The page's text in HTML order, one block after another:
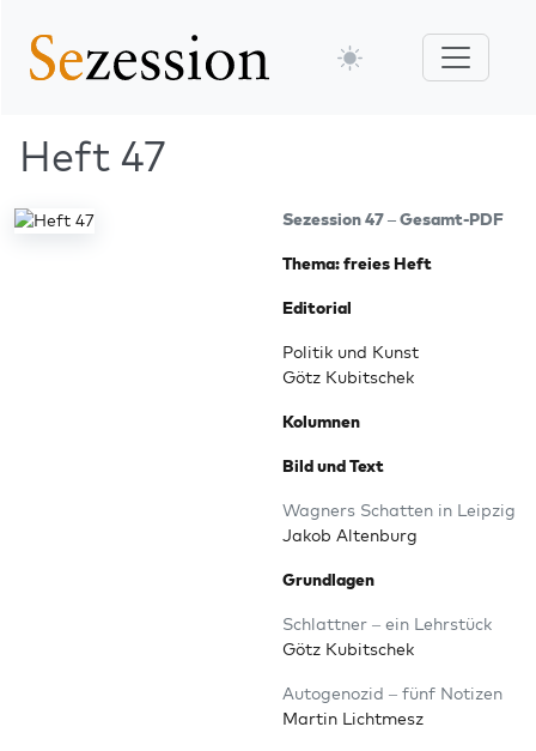
Heft 47
Sezes­si­on 47 – Gesamt-PDF
The­ma: frei­es Heft
Edi­to­ri­al
Poli­tik und Kunst
Götz Kubitschek
Kolum­nen
Bild und Text
Wag­ners Schat­ten in Leipzig
Jakob Altenburg
Grund­la­gen
Schlatt­ner – ein Lehrstück
Götz Kubitschek
Auto­ge­no­zid – fünf Notizen
Mar­tin Lichtmesz